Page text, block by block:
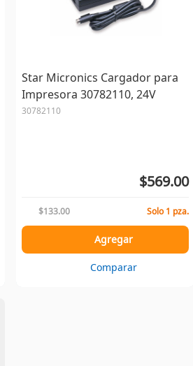
Star Micronics Cargador para
Impresora 30782110, 24V
30782110
$569.00
$133.00 Solo 1 pza.
Agregar
Comparar